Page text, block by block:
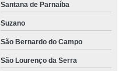
Santana de Parnaíba
Suzano
São Bernardo do Campo
São Lourenço da Serra